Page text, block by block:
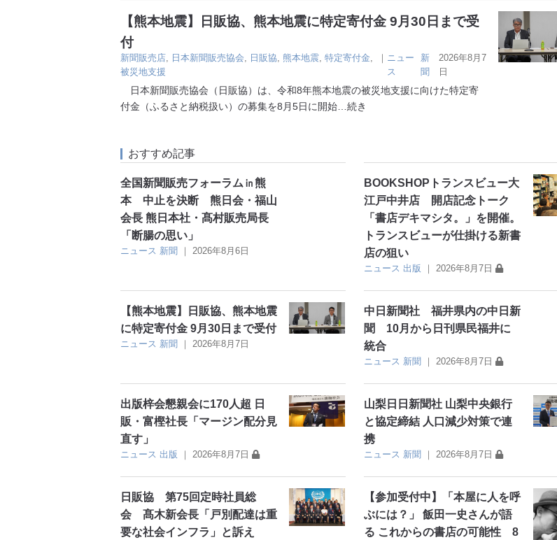
【熊本地震】日販協、熊本地震に特定寄付金 9月30日まで受
付
新聞販売店, 日本新聞販売協会, 日販協, 熊本地震, 特定寄付金,
被災地支援
｜ ニュー
ス
新
聞
2026年8月7
日
日本新聞販売協会（日販協）は、令和8年熊本地震の被災地支援に向けた特定寄
付金（ふるさと納税扱い）の募集を8月5日に開始 …続き
おすすめ記事
全国新聞販売フォーラム㏌熊
本 中止を決断 熊日会・福山
会長 熊日本社・髙村販売局長
「断腸の思い」
ニュース 新聞 ｜ 2026年8月6日
BOOKSHOPトランスビュー大
江戸中井店 開店記念トーク
「書店デキマシタ。」を開催。
トランスビューが仕掛ける新書
店の狙い
ニュース 出版 ｜2026年8月7日
【熊本地震】日販協、熊本地震
に特定寄付金 9月30日まで受付
ニュース 新聞 ｜ 2026年8月7日
中日新聞社 福井県内の中日新
聞 10月から日刊県民福井に
統合
ニュース 新聞 ｜2026年8月7日
出版梓会懇親会に170人超 日
販・富樫社長「マージン配分見
直す」
ニュース 出版 ｜ 2026年8月7日
山梨日日新聞社 山梨中央銀行
と協定締結 人口減少対策で連
携
ニュース 新聞 ｜2026年8月7日
日販協 第75回定時社員総
会 髙木新会長「戸別配達は重
要な社会インフラ」と訴え
【参加受付中】「本屋に人を呼
ぶには？」 飯田一史さんが語
る これからの書店の可能性 8